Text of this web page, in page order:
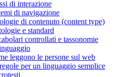
di interazione
di navigazione
di contenuto (content type)
e standard
controllati e tassonomie
leggono le persone sul web
per un linguaggio semplice